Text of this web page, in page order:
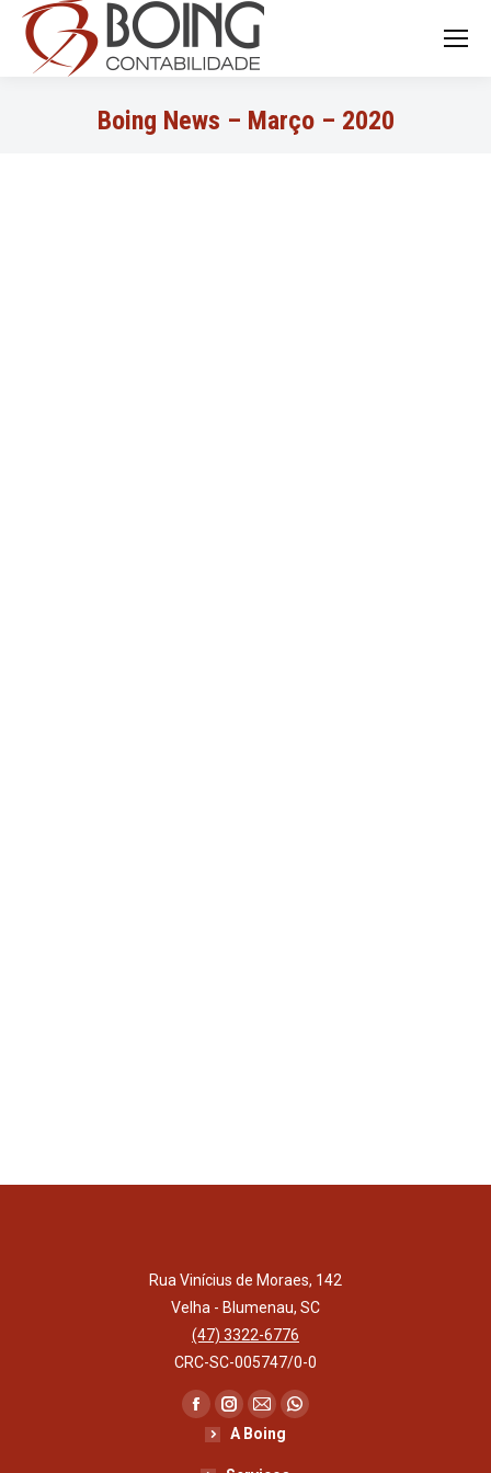
Search:
Boing News – Março – 2020
Rua Vinícius de Moraes, 142
Velha - Blumenau, SC
(47) 3322-6776
CRC-SC-005747/0-0
Facebook
page
Instagram
page
Mail
page
Whatsapp
A Boing